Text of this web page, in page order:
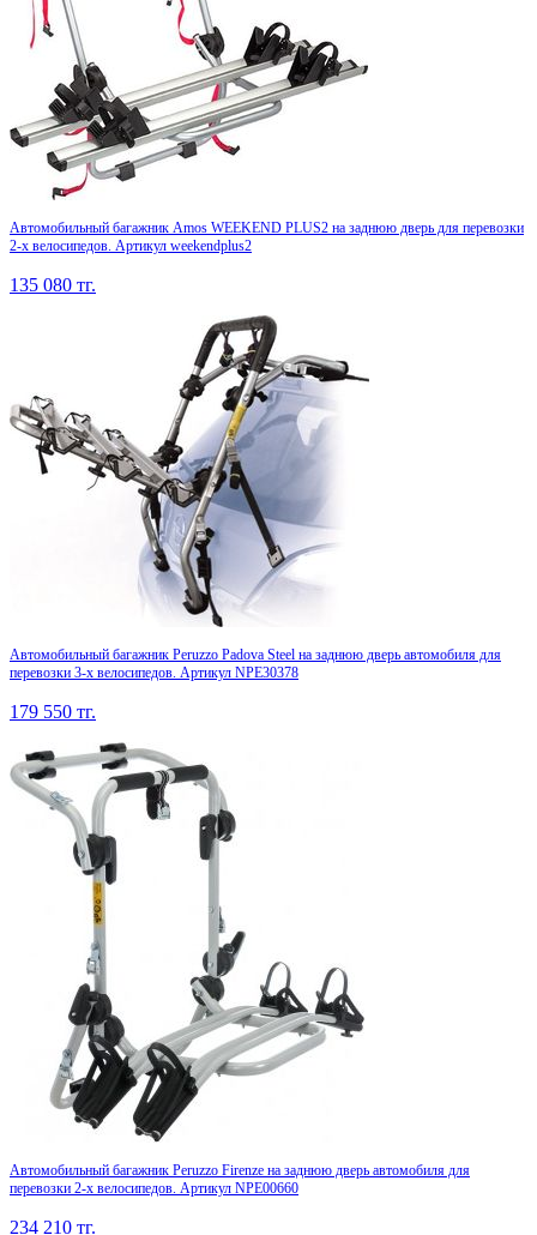
Автомобильный багажник Amos WEEKEND PLUS2 на заднюю дверь для перевозки
2-х велосипедов. Артикул weekendplus2
135 080 тг.
Автомобильный багажник Peruzzo Padova Steel на заднюю дверь автомобиля для
перевозки 3-х велосипедов. Артикул NPE30378
179 550 тг.
Автомобильный багажник Peruzzo Firenze на заднюю дверь автомобиля для
перевозки 2-х велосипедов. Артикул NPE00660
234 210 тг.